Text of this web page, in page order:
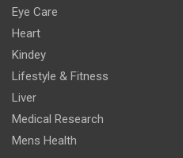
Eye Care
Heart
Kindey
Lifestyle & Fitness
Liver
Medical Research
Mens Health